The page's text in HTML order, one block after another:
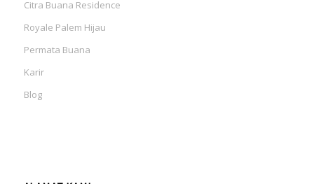
Citra Buana Residence
Royale Palem Hijau
Permata Buana
Karir
Blog